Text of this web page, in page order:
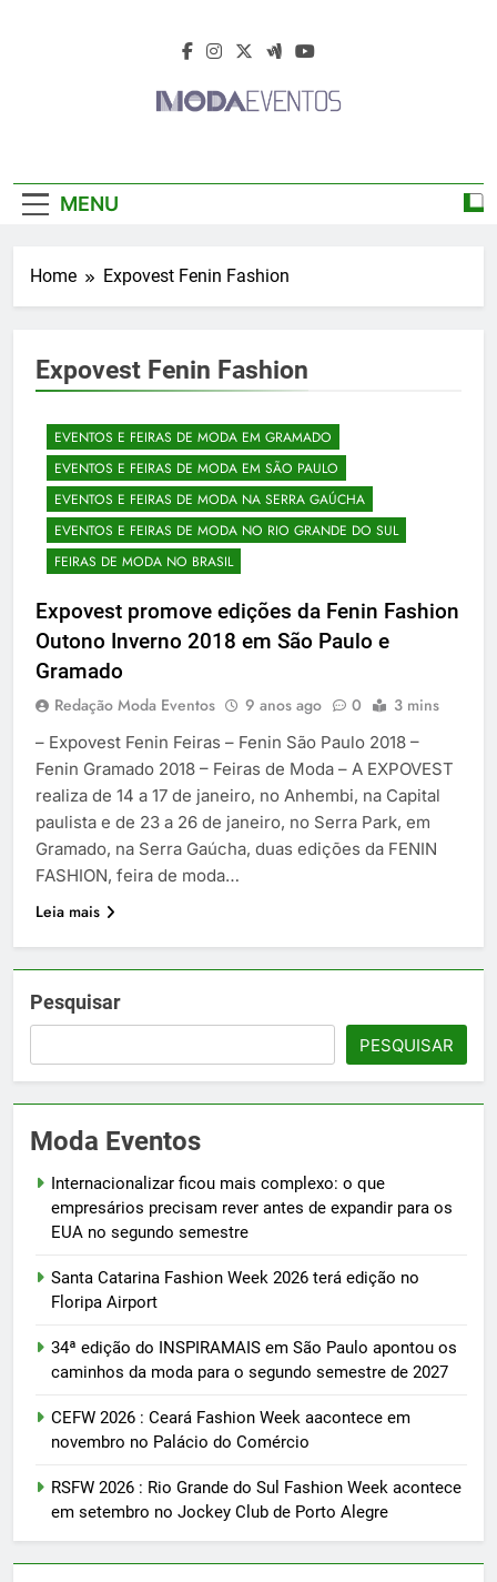
2026 – Desfiles
Feiras De Moda
2026
Feiras De Moda 2026 – Feiras De Moda No
MENU
Home Expovest Fenin Fashion
Expovest Fenin Fashion
EVENTOS E FEIRAS DE MODA EM GRAMADO
EVENTOS E FEIRAS DE MODA EM SÃO PAULO
EVENTOS E FEIRAS DE MODA NA SERRA GAÚCHA
EVENTOS E FEIRAS DE MODA NO RIO GRANDE DO SUL
FEIRAS DE MODA NO BRASIL
Expovest promove edições da Fenin Fashion
Outono Inverno 2018 em São Paulo e
Gramado
Redação Moda Eventos 9 anos ago 0 3 mins
– Expovest Fenin Feiras – Fenin São Paulo 2018 –
Fenin Gramado 2018 – Feiras de Moda – A EXPOVEST
realiza de 14 a 17 de janeiro, no Anhembi, na Capital
paulista e de 23 a 26 de janeiro, no Serra Park, em
Gramado, na Serra Gaúcha, duas edições da FENIN
FASHION, feira de moda…
Leia mais
Pesquisar
PESQUISAR
Moda Eventos
Internacionalizar ficou mais complexo: o que
empresários precisam rever antes de expandir para os
EUA no segundo semestre
Santa Catarina Fashion Week 2026 terá edição no
Floripa Airport
34ª edição do INSPIRAMAIS em São Paulo apontou os
caminhos da moda para o segundo semestre de 2027
CEFW 2026 : Ceará Fashion Week aacontece em
novembro no Palácio do Comércio
RSFW 2026 : Rio Grande do Sul Fashion Week acontece
em setembro no Jockey Club de Porto Alegre